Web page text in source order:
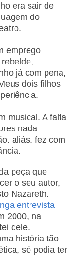
era sair de
do
emprego
já com pena,
dois filhos
musical. A falta
nada
aliás, fez com
peça que
o seu autor,
Nazareth.
entrevista
2000, na
dele.
história tão
só podia ter